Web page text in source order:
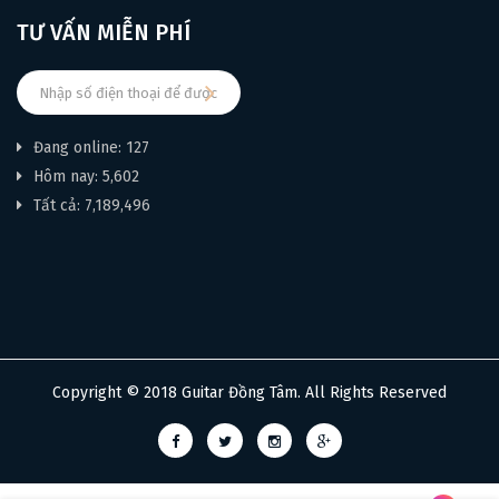
TƯ VẤN MIỄN PHÍ
Đang online: 127
Hôm nay: 5,602
Tất cả: 7,189,496
Copyright © 2018 Guitar Đồng Tâm. All Rights Reserved